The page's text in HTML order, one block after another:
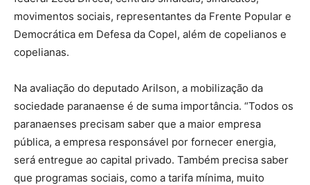
movimentos sociais, representantes da Frente Popular e
Democrática em Defesa da Copel, além de copelianos e
copelianas.
Na avaliação do deputado Arilson, a mobilização da
sociedade paranaense é de suma importância. “Todos os
paranaenses precisam saber que a maior empresa
pública, a empresa responsável por fornecer energia,
será entregue ao capital privado. Também precisa saber
que programas sociais, como a tarifa mínima, muito